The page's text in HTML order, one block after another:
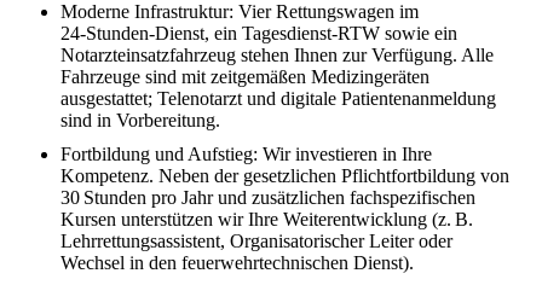
Moderne Infrastruktur: Vier Rettungswagen im
24‑Stunden‑Dienst, ein Tagesdienst-RTW sowie ein
Notarzteinsatzfahrzeug stehen Ihnen zur Verfügung. Alle
Fahrzeuge sind mit zeitgemäßen Medizingeräten
ausgestattet; Telenotarzt und digitale Patientenanmeldung
sind in Vorbereitung.
Fortbildung und Aufstieg: Wir investieren in Ihre
Kompetenz. Neben der gesetzlichen Pflichtfortbildung von
30 Stunden pro Jahr und zusätzlichen fachspezifischen
Kursen unterstützen wir Ihre Weiterentwicklung (z. B.
Lehrrettungsassistent, Organisatorischer Leiter oder
Wechsel in den feuerwehrtechnischen Dienst).